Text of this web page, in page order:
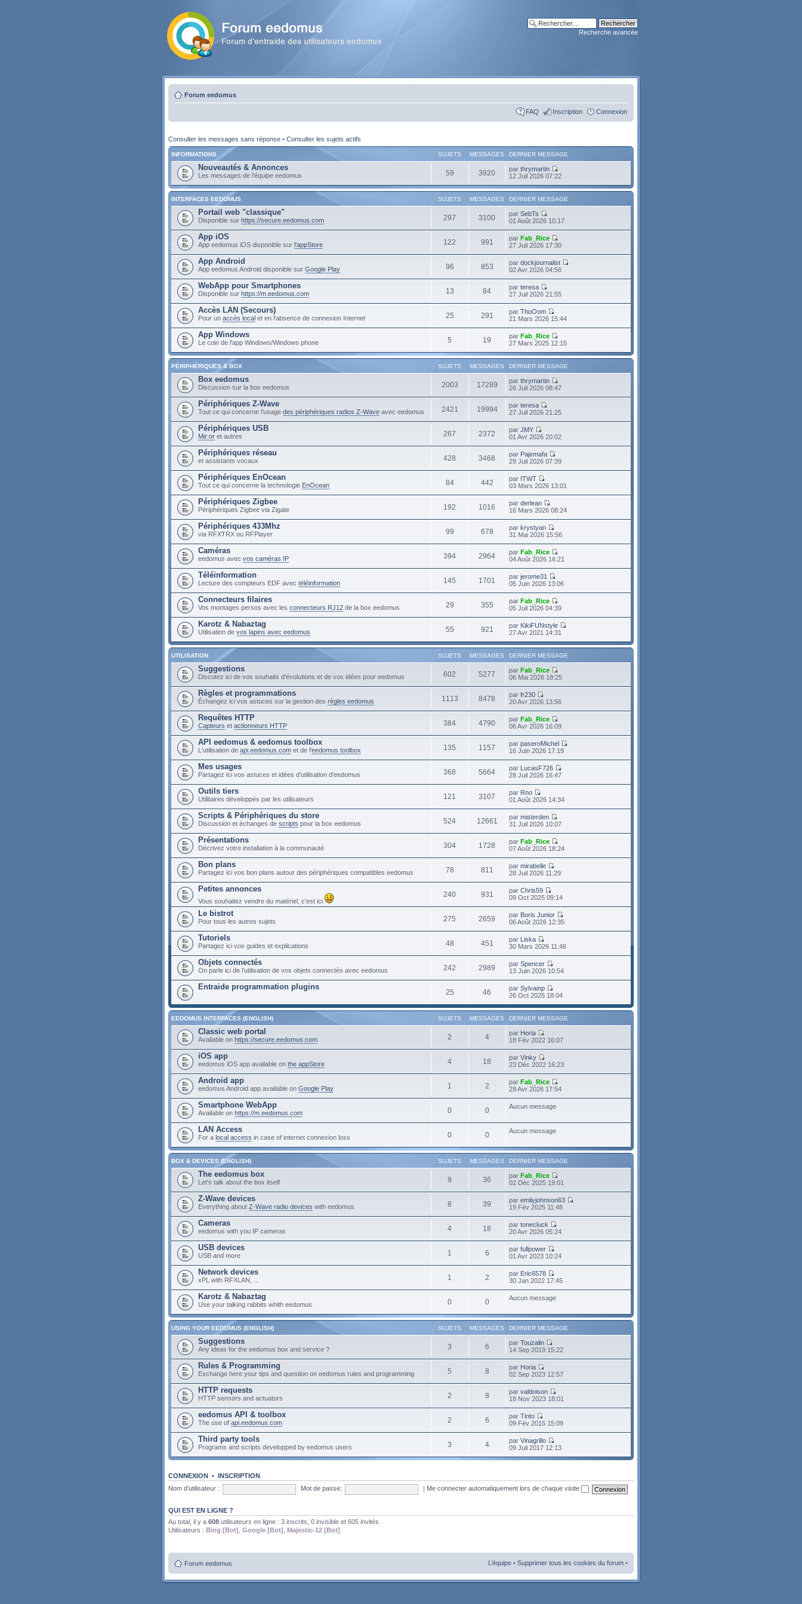
Recherche avancée
Forum eedomus
FAQ Inscription Connexion
Consulter les messages sans réponse • Consulter les sujets actifs
INFORMATIONS SUJETS MESSAGES DERNIER MESSAGE
Nouveautés & Annonces
Les messages de l'équipe eedomus 59 3920 parthrymartin
12 Juil 2026 07:22
INTERFACES EEDOMUS SUJETS MESSAGES DERNIER MESSAGE
Portail web "classique"
Disponible sur https://secure.eedomus.com 297 3100 parSebTs
01 Août 2026 10:17
App iOS
App eedomus iOS disponible sur l'appStore 122 991 parFab_Rice
27 Juil 2026 17:30
App Android
App eedomus Android disponible sur Google Play 96 853 pardockjournalist
02 Avr 2026 04:56
WebApp pour Smartphones
Disponible sur https://m.eedomus.com 13 84 parteresa
27 Juil 2026 21:55
Accès LAN (Secours)
Pour un accès local et en l'absence de connexion Internet 25 291 parThoOom
21 Mars 2026 15:44
App Windows
Le coin de l'app Windows/Windows phone 5 19 parFab_Rice
27 Mars 2025 12:15
PÉRIPHÉRIQUES & BOX SUJETS MESSAGES DERNIER MESSAGE
Box eedomus
Discussion sur la box eedomus 2003 17289 parthrymartin
26 Juil 2026 08:47
Périphériques Z-Wave
Tout ce qui concerne l'usage des périphériques radios Z-Wave avec eedomus 2421 19994 parteresa
27 Juil 2026 21:25
Périphériques USB
Mir:or et autres 267 2372 parJMY
01 Avr 2026 20:02
Périphériques réseau
et assistants vocaux 428 3468 par Pajemafa
29 Juil 2026 07:39
Périphériques EnOcean
Tout ce qui concerne la technologie EnOcean 84 442 par ITWT
03 Mars 2026 13:01
Périphériques Zigbee
Périphériques Zigbee via Zigate 192 1016 parderlean
16 Mars 2026 08:24
Périphériques 433Mhz
via RFXTRX ou RFPlayer 99 678 parkrystyan
31 Mai 2026 15:56
Caméras
eedomus avec vos caméras IP 394 2964 parFab_Rice
04 Août 2026 16:21
Téléinformation
Lecture des compteurs EDF avec téléinformation 145 1701 parjerome31
05 Juin 2026 13:06
Connecteurs filaires
Vos montages persos avec les connecteurs RJ12 de la box eedomus 29 355 parFab_Rice
05 Juil 2026 04:39
Karotz & Nabaztag
Utilisation de vos lapins avec eedomus 55 921 par KikiFUNstyle
27 Avr 2021 14:31
UTILISATION SUJETS MESSAGES DERNIER MESSAGE
Suggestions
Discutez ici de vos souhaits d'évolutions et de vos idées pour eedomus 602 5277 parFab_Rice
06 Mai 2026 18:25
Règles et programmations
Échangez ici vos astuces sur la gestion des règles eedomus 1113 8478 parfr230
20 Avr 2026 13:56
Requêtes HTTP
Capteurs et actionneurs HTTP 384 4790 parFab_Rice
06 Avr 2026 16:09
API eedomus & eedomus toolbox
L'utilisation de api.eedomus.com et de l'eedomus toolbox 135 1157 parpaseroMichel
16 Juin 2026 17:19
Mes usages
Partagez ici vos astuces et idées d'utilisation d'eedomus 368 5664 par LucasF726
28 Juil 2026 16:47
Outils tiers
Utilitaires développés par les utilisateurs 121 3107 par Rno
01 Août 2026 14:34
Scripts & Périphériques du store
Discussion et échanges de scripts pour la box eedomus 524 12661 parmisterden
31 Juil 2026 10:07
Présentations
Décrivez votre installation à la communauté 304 1728 parFab_Rice
07 Août 2026 18:24
Bon plans
Partagez ici vos bon plans autour des périphériques compatibles eedomus 78 811 parmirabelle
28 Juil 2026 11:29
Petites annonces
Vous souhaitez vendre du matériel, c'est ici
240 931 parChris59
09 Oct 2025 09:14
Le bistrot
Pour tous les autres sujets 275 2659 par Boris Junior
06 Août 2026 12:35
Tutoriels
Partagez ici vos guides et explications 48 451 par Liska
30 Mars 2026 11:46
Objets connectés
On parle ici de l’utilisation de vos objets connectés avec eedomus 242 2989 parSpencer
13 Juin 2026 10:54
Entraide programmation plugins
25 46 parSylvainp
26 Oct 2025 18:04
EEDOMUS INTERFACES (ENGLISH) SUJETS MESSAGES DERNIER MESSAGE
Classic web portal
Available on https://secure.eedomus.com 2 4 par Horia
18 Fév 2022 16:07
iOS app
eedomus iOS app available on the appStore 4 18 parVinky
23 Déc 2022 16:23
Android app
eedomus Android app available on Google Play 1 2 parFab_Rice
29 Avr 2026 17:54
Smartphone WebApp
Available on https://m.eedomus.com 0 0 Aucun message
LAN Access
For a local access in case of internet connexion loss 0 0 Aucun message
BOX & DEVICES (ENGLISH) SUJETS MESSAGES DERNIER MESSAGE
The eedomus box
Let's talk about the box itself 9 36 parFab_Rice
02 Déc 2025 19:01
Z-Wave devices
Everything about Z-Wave radio devices with eedomus 8 39 paremilyjohnson63
19 Fév 2025 11:48
Cameras
eedomus with you IP cameras 4 18 partonecluck
20 Avr 2026 05:24
USB devices
USB and more 1 6 parfullpower
01 Avr 2023 10:24
Network devices
xPL with RFXLAN, ... 1 2 par Eric6578
30 Jan 2022 17:45
Karotz & Nabaztag
Use your talking rabbits whith eedomus 0 0 Aucun message
USING YOUR EEDOMUS (ENGLISH) SUJETS MESSAGES DERNIER MESSAGE
Suggestions
Any ideas for the eedomus box and service ? 3 6 parTouzalin
14 Sep 2019 15:22
Rules & Programming
Exchange here your tips and question on eedomus rules and programming 5 8 par Horia
02 Sep 2023 12:57
HTTP requests
HTTP sensors and actuators 2 8 parvaldoison
18 Nov 2023 18:01
eedomus API & toolbox
The use of api.eedomus.com 2 6 parTinto
09 Fév 2015 15:09
Third party tools
Programs and scripts developped by eedomus users 3 4 parVinagrillo
09 Juil 2017 12:13
CONNEXION • INSCRIPTION
Nom d’utilisateur :
Mot de passe: Me connecter automatiquement lors de chaque visite
QUI EST EN LIGNE ?
Au total, il y a 608 utilisateurs en ligne : 3 inscrits, 0 invisible et 605 invités
Utilisateurs : Bing [Bot] Google [Bot] Majestic-12 [Bot]
Forum eedomus L’équipe • Supprimer tous les cookies du forum •